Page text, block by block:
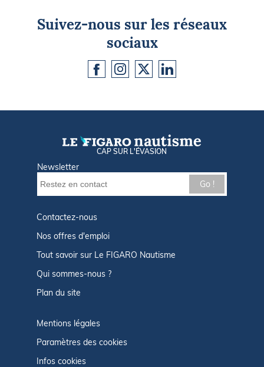
Suivez-nous sur les réseaux
sociaux
CAP SUR L'ÉVASION
Newsletter
Go !
Contactez-nous
Nos offres d'emploi
Tout savoir sur Le FIGARO Nautisme
Qui sommes-nous ?
Plan du site
Mentions légales
Paramètres des cookies
Infos cookies